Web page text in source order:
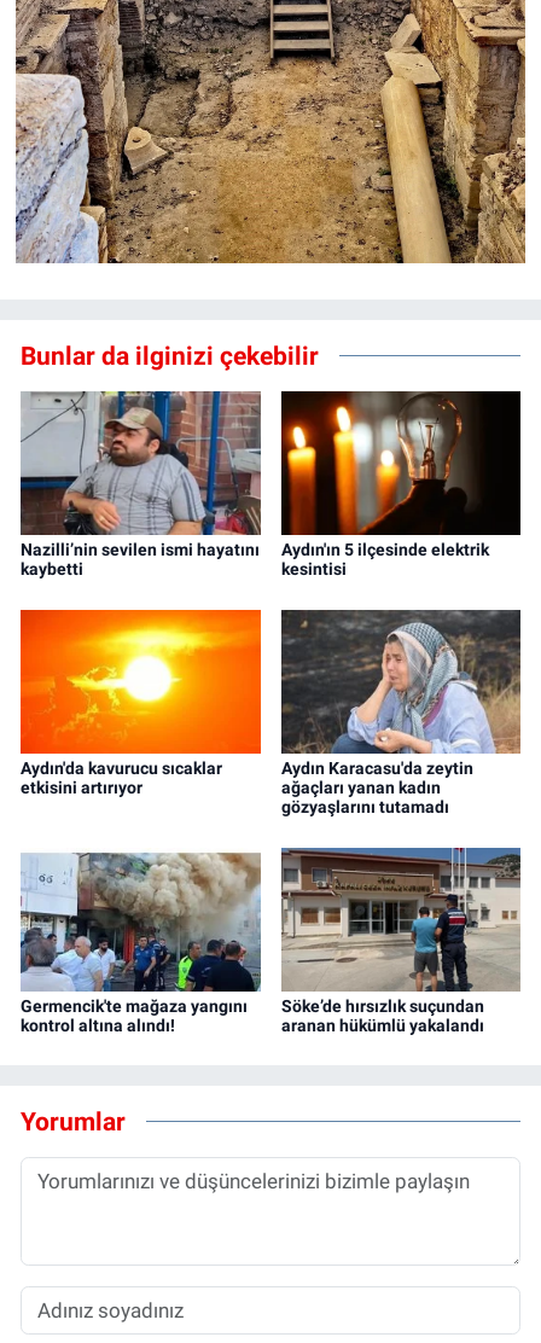
Bunlar da ilginizi çekebilir
Nazilli’nin sevilen ismi hayatını
kaybetti
Aydın'ın 5 ilçesinde elektrik
kesintisi
Aydın'da kavurucu sıcaklar
etkisini artırıyor
Aydın Karacasu'da zeytin
ağaçları yanan kadın
gözyaşlarını tutamadı
Germencik'te mağaza yangını
kontrol altına alındı!
Söke’de hırsızlık suçundan
aranan hükümlü yakalandı
Yorumlar